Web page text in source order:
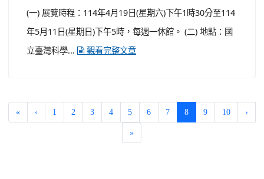
(一) 展覽時程：114年4月19日(星期六)下午1時30分至114
年5月11日(星期日)下午5時，每週一休館。 (二) 地點：國
立臺灣科學...
觀看完整文章
« ‹ 1 2 3 4 5 6 7 8(current)
9 10 ›
»